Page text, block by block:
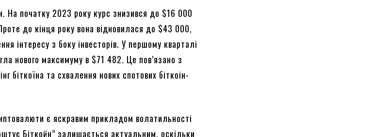
На початку 2023 року курс знизився до $16 000
до кінця року вона відновилася до $43 000,
інтересу з боку інвесторів. У першому кварталі
нового максимуму в $71 482. Це пов’язано з
біткоїна та схвалення нових спотових біткоін-
є яскравим прикладом волатильності
Біткойн” залишається актуальним, оскільки